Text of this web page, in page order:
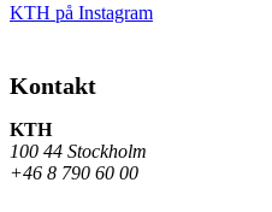
KTH på Instagram
Kontakt
KTH
100 44 Stockholm
+46 8 790 60 00